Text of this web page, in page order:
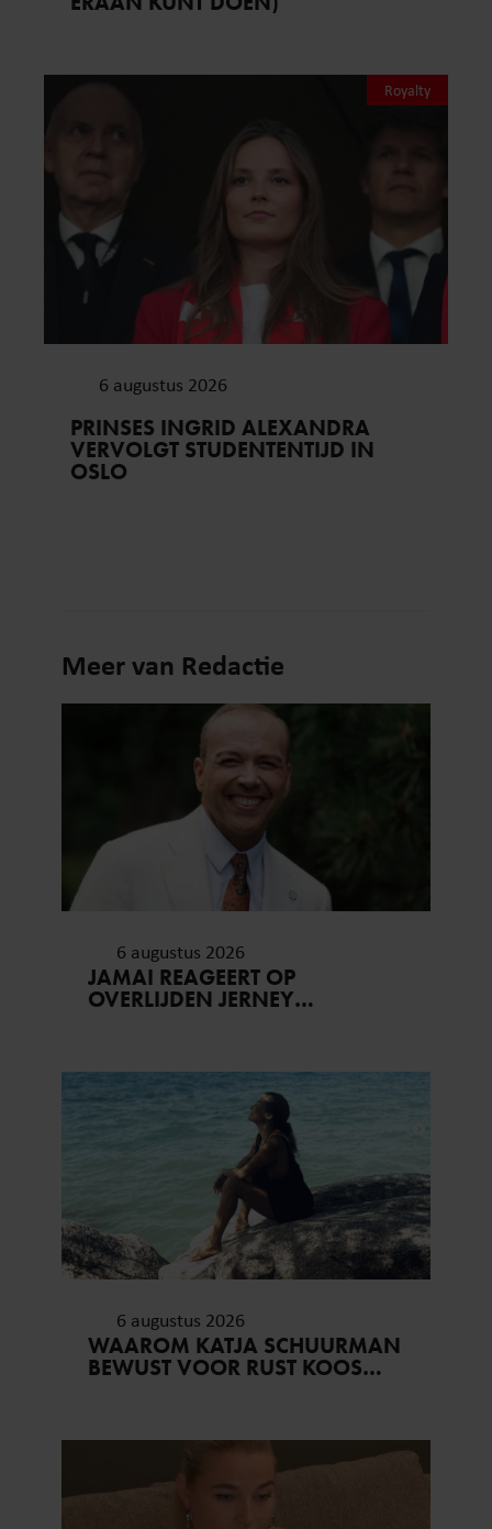
Royalty
6 augustus 2026
PRINSES INGRID ALEXANDRA
VERVOLGT STUDENTENTIJD IN
OSLO
Meer van Redactie
6 augustus 2026
JAMAI REAGEERT OP
OVERLIJDEN JERNEY
VERGETEN’
6 augustus 2026
WAAROM KATJA SCHUURMAN
BEWUST VOOR RUST KOOS…